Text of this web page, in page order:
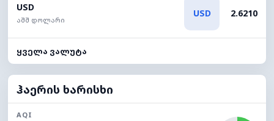
USD
აშშ დოლარი
USD 2.6210
ყველა ვალუტა
ჰაერის ხარისხი
AQI